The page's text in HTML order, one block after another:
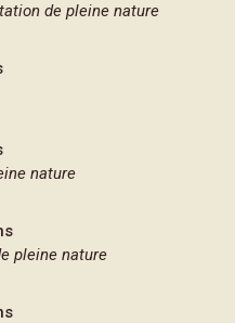
de pleine nature
nature
pleine nature